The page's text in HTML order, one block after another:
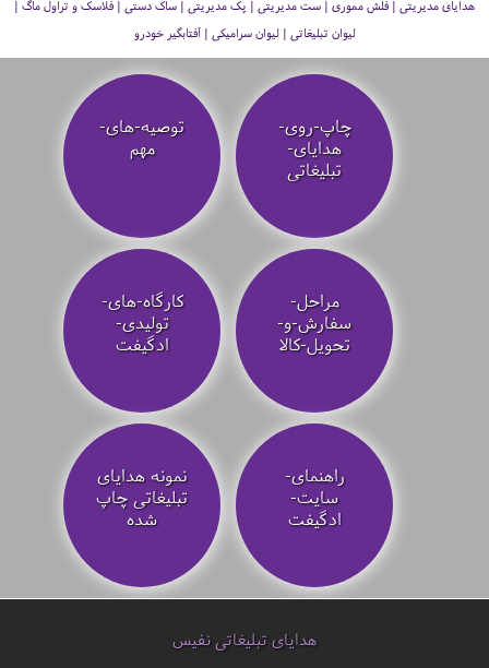
هدایای مدیریتی | فلش مموری | ست مدیریتی | پک مدیریتی | ساک دستی | فلاسک و تراول ماگ |
لیوان تبلیغاتی | لیوان سرامیکی | آفتابگیر خودرو
چاپ-روی-
هدایای-
تبلیغاتی
توصیه‌-های-
مهم
مراحل-
سفارش-و-
تحویل-کالا
کارگاه-های-
تولیدی-
ادگیفت
راهنمای-
سایت-
ادگیفت
نمونه هدایای
تبلیغاتی چاپ
شده
هدایای تبلیغاتی نفیس